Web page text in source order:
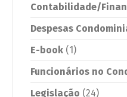
Contabilidade/
Despesas
E-book (1)
Funcionários no
Legislação (24)